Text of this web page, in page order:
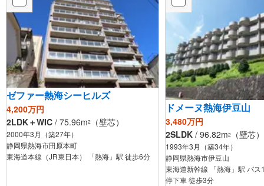
ゼファー熱海シーヒルズ
4,200万円
2LDK＋WIC / 75.96m2 （壁芯）
2000年3月（築27年）
静岡県熱海市田原本町
東海道本線（JR東日本） 「熱海」駅 徒歩6分
ドメーヌ熱海伊豆山
3,480万円
2SLDK / 96.82m2 （壁芯）
1993年3月（築34年）
静岡県熱海市伊豆山
東海道新幹線 「熱海」駅 バス
停下車 徒歩3分